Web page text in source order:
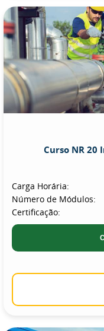
Curso NR 20
Carga Horária:
Número de Módulos:
Certificação: